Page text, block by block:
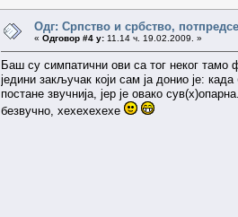
Одг: Српство и србство,
« Одговор #4 у: 11.14 ч. 19.02.2009. »
Баш су симпатични ови са тог неког тамо
једини закључак који сам ја донио је:
постане звучнија, јер је овако
безвучно, хехехехехе